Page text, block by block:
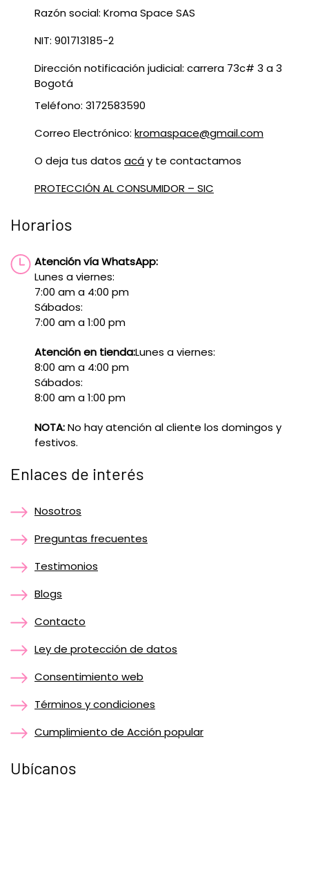
Razón social: Kroma Space SAS
NIT: 901713185-2
Dirección notificación judicial: carrera 73c# 3 a 3
Bogotá
Teléfono: 3172583590
Correo Electrónico: kromaspace@gmail.com
O deja tus datos acáy te contactamos
PROTECCIÓN AL CONSUMIDOR – SIC
Horarios
Atención vía WhatsApp:
Lunes a viernes:
7:00 am a 4:00 pm
Sábados:
7:00 am a 1:00 pm
Atención en tienda:Lunes a viernes:
8:00 am a 4:00 pm
Sábados:
8:00 am a 1:00 pm
NOTA:No hay atención al cliente los domingos y
festivos.
Enlaces de interés
Nosotros
Preguntas frecuentes
Testimonios
Blogs
Contacto
Ley de protección de datos
Consentimiento web
Términos y condiciones
Cumplimiento de Acción popular
Ubícanos